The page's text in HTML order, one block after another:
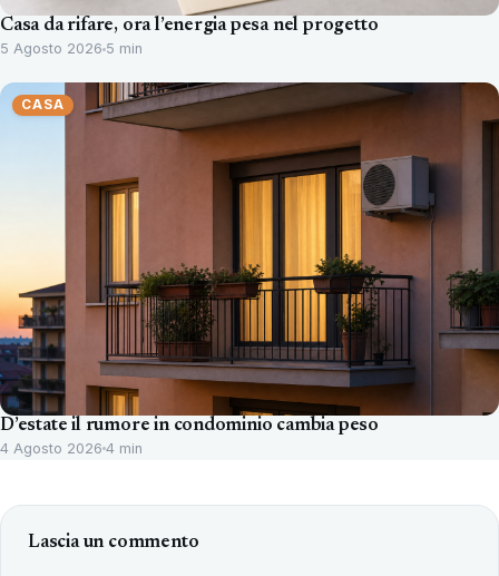
Casa da rifare, ora l’energia pesa nel progetto
5 Agosto 2026 5 min
CASA
D’estate il rumore in condominio cambia peso
4 Agosto 2026 4 min
Lascia un commento